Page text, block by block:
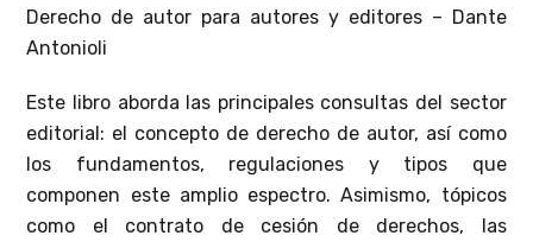
Derecho de autor para autores y editores – Dante
Antonioli
Este libro aborda las principales consultas del sector
editorial: el concepto de derecho de autor, así como
los fundamentos, regulaciones y tipos que
componen este amplio espectro. Asimismo, tópicos
como el contrato de cesión de derechos, las